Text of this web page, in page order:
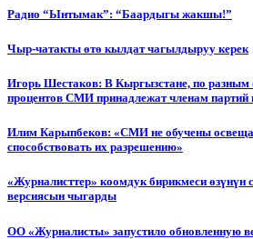
Радио “Ынтымак”: “Баардыгы жакшы!”
Чыр-чатакты өтө кылдат чагылдыруу керек
Игорь Шестаков: В Кыргызстане, по разным
процентов СМИ принадлежат членам партий
Илим Карыпбеков: «СМИ не обучены
способствовать их разрешению»
«Журналисттер» коомдук бирикмеси
версиясын чыгарды
ОО «Журналисты» запустило обновленную